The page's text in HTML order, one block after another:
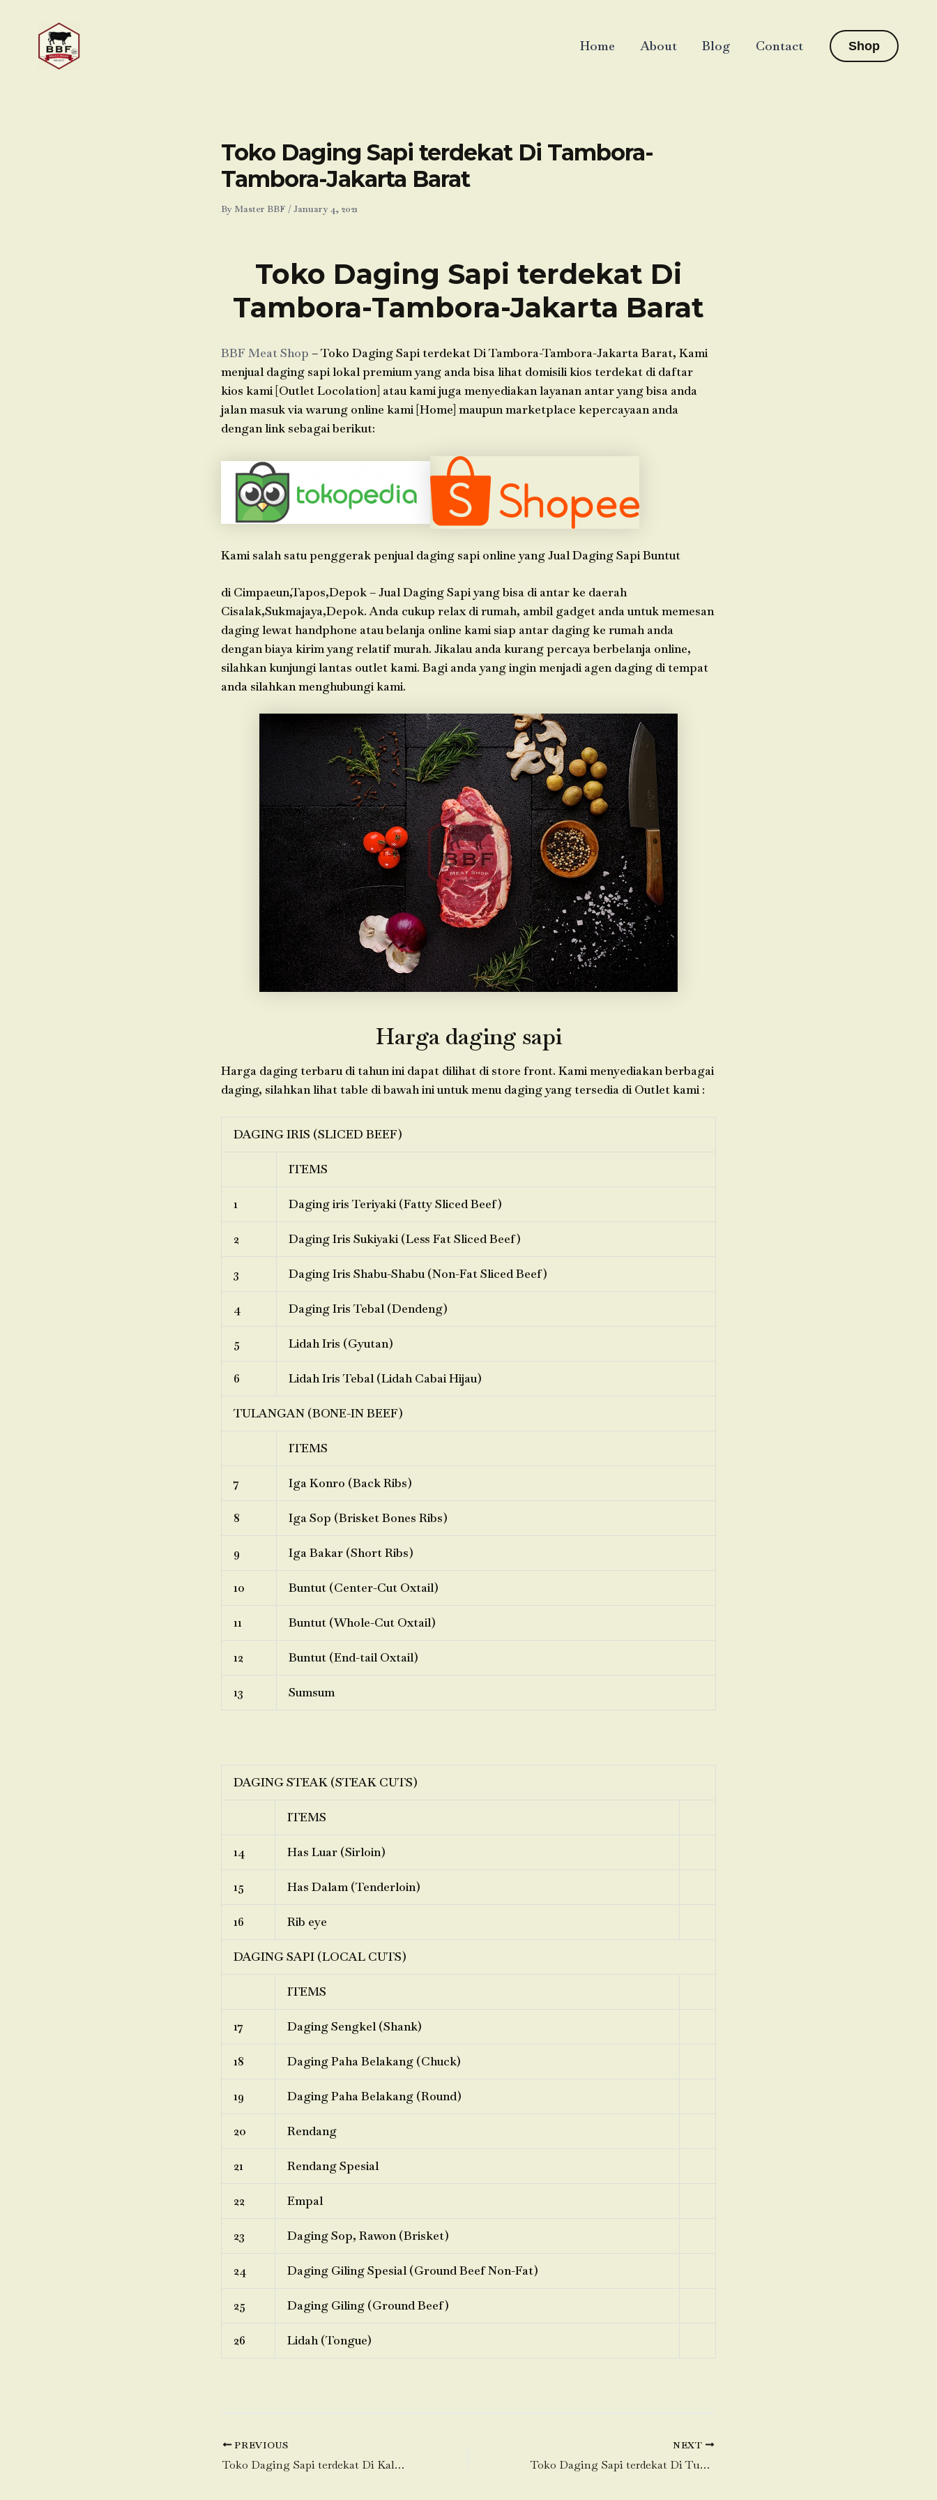
Home About Blog Contact Shop
Toko Daging Sapi terdekat Di Tambora-
Tambora-Jakarta Barat
By Master BBF /January 4, 2021
Toko Daging Sapi terdekat Di
Tambora-Tambora-Jakarta Barat
BBF Meat Shop – Toko Daging Sapi terdekat Di Tambora-Tambora-Jakarta Barat, Kami
menjual daging sapi lokal premium yang anda bisa lihat domisili kios terdekat di daftar
kios kami [Outlet Locolation] atau kami juga menyediakan layanan antar yang bisa anda
jalan masuk via warung online kami [Home] maupun marketplace kepercayaan anda
dengan link sebagai berikut:
Kami salah satu penggerak penjual daging sapi online yang Jual Daging Sapi Buntut
di Cimpaeun,Tapos,Depok – Jual Daging Sapi yang bisa di antar ke daerah
Cisalak,Sukmajaya,Depok. Anda cukup relax di rumah, ambil gadget anda untuk memesan
daging lewat handphone atau belanja online kami siap antar daging ke rumah anda
dengan biaya kirim yang relatif murah. Jikalau anda kurang percaya berbelanja online,
silahkan kunjungi lantas outlet kami. Bagi anda yang ingin menjadi agen daging di tempat
anda silahkan menghubungi kami.
Harga daging sapi
Harga daging terbaru di tahun ini dapat dilihat di store front. Kami menyediakan berbagai
daging, silahkan lihat table di bawah ini untuk menu daging yang tersedia di Outlet kami :
DAGING IRIS (SLICED BEEF)
ITEMS
1 Daging iris Teriyaki (Fatty Sliced Beef)
2 Daging Iris Sukiyaki (Less Fat Sliced Beef)
3 Daging Iris Shabu-Shabu (Non-Fat Sliced Beef)
4 Daging Iris Tebal (Dendeng)
5 Lidah Iris (Gyutan)
6 Lidah Iris Tebal (Lidah Cabai Hijau)
TULANGAN (BONE-IN BEEF)
ITEMS
7 Iga Konro (Back Ribs)
8 Iga Sop (Brisket Bones Ribs)
9 Iga Bakar (Short Ribs)
10 Buntut (Center-Cut Oxtail)
11 Buntut (Whole-Cut Oxtail)
12 Buntut (End-tail Oxtail)
13 Sumsum
DAGING STEAK (STEAK CUTS)
ITEMS
14 Has Luar (Sirloin)
15 Has Dalam (Tenderloin)
16 Rib eye
DAGING SAPI (LOCAL CUTS)
ITEMS
17 Daging Sengkel (Shank)
18 Daging Paha Belakang (Chuck)
19 Daging Paha Belakang (Round)
20 Rendang
21 Rendang Spesial
22 Empal
23 Daging Sop, Rawon (Brisket)
24 Daging Giling Spesial (Ground Beef Non-Fat)
25 Daging Giling (Ground Beef)
26 Lidah (Tongue)
PREVIOUS
Toko Daging Sapi terdekat Di Kalibaru (Kali Baru)-Cilincing-Jakarta Utara
NEXT
Toko Daging Sapi terdekat Di Tugu Utara-Koja-Jakarta Utara